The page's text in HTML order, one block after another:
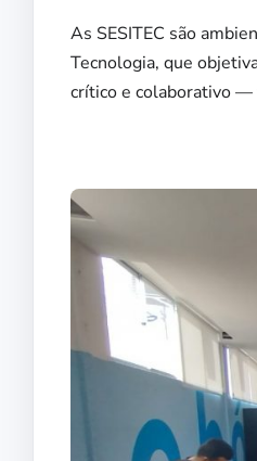
As SESITEC são
Tecnologia, que
crítico e colaborativo —